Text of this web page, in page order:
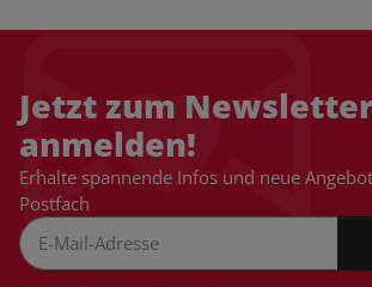
Jetzt zum
anmelden!
Erhalte spannende Infos und neue
Postfach